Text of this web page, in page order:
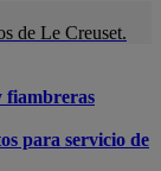
de Le Creuset.
fiambreras
para servicio de